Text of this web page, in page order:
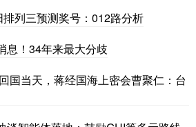
列三预测奖号：012路分析
息！34年来最大分歧
国当天，蒋经国海上密会曹聚仁：台